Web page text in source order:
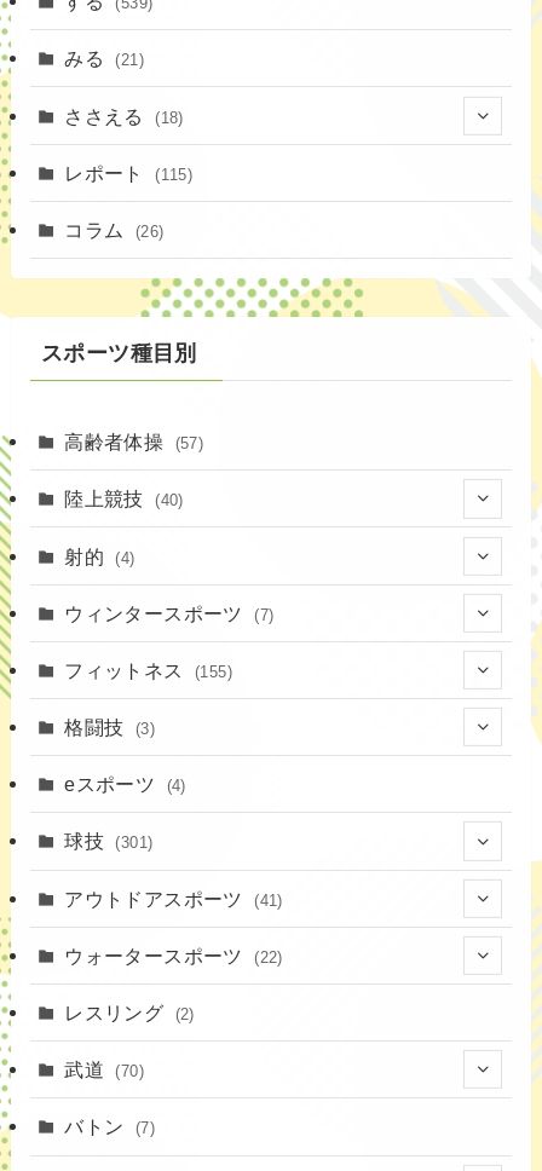
みる (21)
ささえる (18)
(4)
(1)
レポート (115)
コラム (26)
スポーツ種目別
高齢者体操 (57)
陸上競技 (40)
(2)
射的 (4)
(4)
ウィンタースポーツ (7)
(7)
フィットネス (155)
(16)
(37)
(18)
格闘技 (3)
(3)
eスポーツ (4)
球技 (301)
(20)
(19)
(16)
アウトドアスポーツ (41)
(4)
(8)
ウォータースポーツ (22)
(7)
(15)
レスリング (2)
武道 (70)
バトン (7)